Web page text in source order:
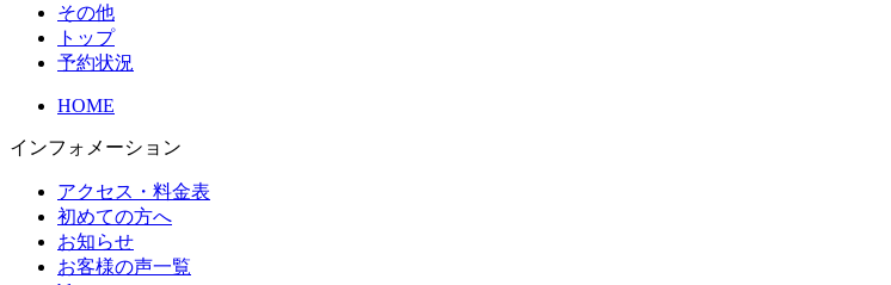
その他
トップ
予約状況
HOME
インフォメーション
アクセス・料金表
初めての方へ
お知らせ
お客様の声一覧